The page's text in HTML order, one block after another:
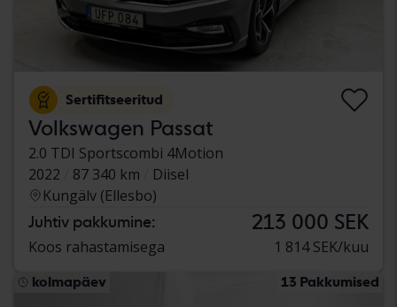
Sertifitseeritud
Volkswagen Passat
2.0 TDI Sportscombi 4Motion
2022
87 340 km
Diisel
Kungälv (Ellesbo)
Juhtiv pakkumine: 213 000 SEK
Koos rahastamisega 1 814 SEK/kuu
kolmapäev 13 Pakkumised